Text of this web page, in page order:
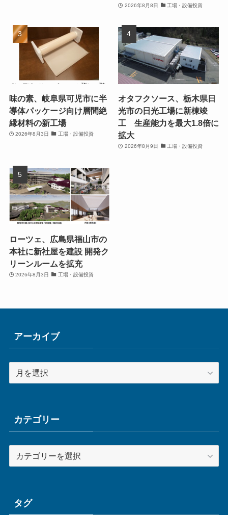
2026年8月8日 工場・設備投資
味の素、岐阜県可児市に半
導体パッケージ向け層間絶
縁材料の新工場
2026年8月3日 工場・設備投資
オタフクソース、栃木県日
光市の日光工場に新棟竣
工 生産能力を最大1.8倍に
拡大
2026年8月9日 工場・設備投資
ローツェ、広島県福山市の
本社に新社屋を建設 開発ク
リーンルームを拡充
2026年8月3日 工場・設備投資
アーカイブ
ー
ブカテゴリー
テ
ータグ